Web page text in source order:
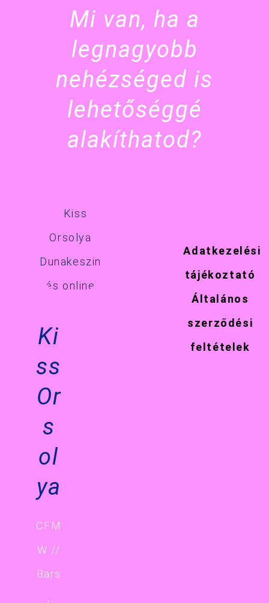
Mi van, ha a
legnagyobb
nehézséged is
lehetőséggé
alakíthatod?
Ki
ss
Or
s
ol
ya
CFM
W //
Bars
,
Adatkezelési
tájékoztató
Általános
szerződési
feltételek